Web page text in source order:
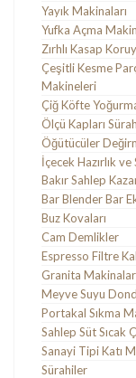
Yayık Makinaları
Yufka Açma
Zırhlı Kasap
Çeşitli Kesme
Makineleri
Çiğ Köfte
Ölçü Kapları
Öğütücüler
İçecek Hazırlık
Bakır Sahlep
Bar Blender Bar
Buz Kovaları
Cam Demlikler
Espresso Filtre
Granita
Meyve Suyu
Portakal Sıkma
Sahlep Süt Sıcak
Sanayi Tipi Katı
Sürahiler